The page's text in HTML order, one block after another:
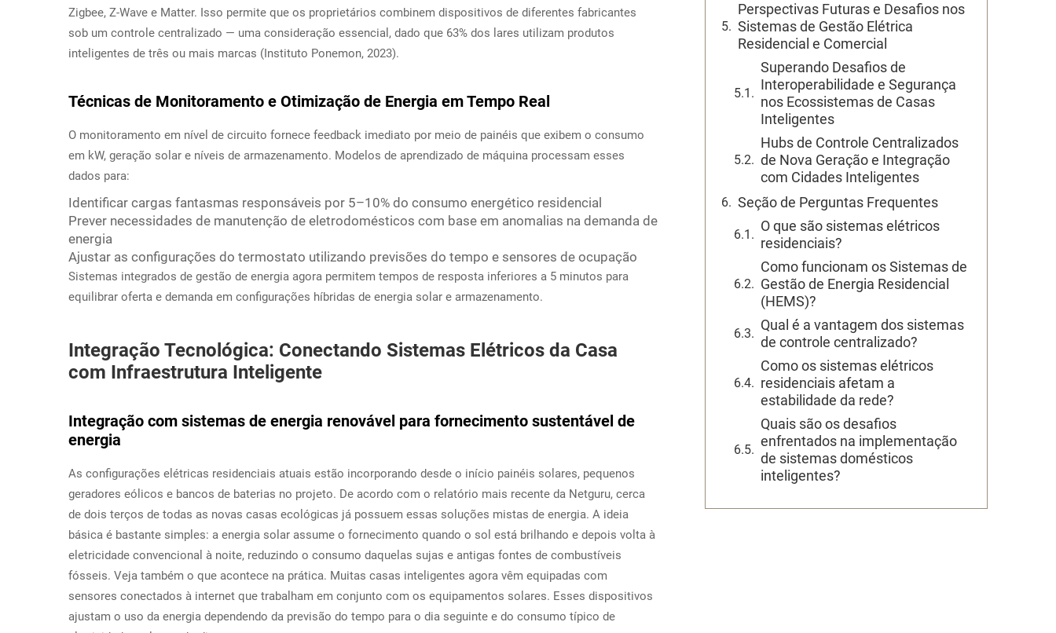
Zigbee, Z-Wave e Matter. Isso permite que os proprietários combinem dispositivos de diferentes fabricantes
sob um controle centralizado — uma consideração essencial, dado que 63% dos lares utilizam produtos
inteligentes de três ou mais marcas (Instituto Ponemon, 2023).
Técnicas de Monitoramento e Otimização de Energia em Tempo Real
O monitoramento em nível de circuito fornece feedback imediato por meio de painéis que exibem o consumo
em kW, geração solar e níveis de armazenamento. Modelos de aprendizado de máquina processam esses
dados para:
Identificar cargas fantasmas responsáveis por 5–10% do consumo energético residencial
Prever necessidades de manutenção de eletrodomésticos com base em anomalias na demanda de
energia
Ajustar as configurações do termostato utilizando previsões do tempo e sensores de ocupação
Sistemas integrados de gestão de energia agora permitem tempos de resposta inferiores a 5 minutos para
equilibrar oferta e demanda em configurações híbridas de energia solar e armazenamento.
Integração Tecnológica: Conectando Sistemas Elétricos da Casa
com Infraestrutura Inteligente
Integração com sistemas de energia renovável para fornecimento sustentável de
energia
As configurações elétricas residenciais atuais estão incorporando desde o início painéis solares, pequenos
geradores eólicos e bancos de baterias no projeto. De acordo com o relatório mais recente da Netguru, cerca
de dois terços de todas as novas casas ecológicas já possuem essas soluções mistas de energia. A ideia
básica é bastante simples: a energia solar assume o fornecimento quando o sol está brilhando e depois volta à
eletricidade convencional à noite, reduzindo o consumo daquelas sujas e antigas fontes de combustíveis
fósseis. Veja também o que acontece na prática. Muitas casas inteligentes agora vêm equipadas com
sensores conectados à internet que trabalham em conjunto com os equipamentos solares. Esses dispositivos
ajustam o uso da energia dependendo da previsão do tempo para o dia seguinte e do consumo típico de
Perspectivas Futuras e Desafios nos
Sistemas de Gestão Elétrica
Residencial e Comercial
Superando Desafios de
Interoperabilidade e Segurança
nos Ecossistemas de Casas
Inteligentes
Hubs de Controle Centralizados
de Nova Geração e Integração
com Cidades Inteligentes
Seção de Perguntas Frequentes
O que são sistemas elétricos
residenciais?
Como funcionam os Sistemas de
Gestão de Energia Residencial
(HEMS)?
Qual é a vantagem dos sistemas
de controle centralizado?
Como os sistemas elétricos
residenciais afetam a
estabilidade da rede?
Quais são os desafios
enfrentados na implementação
de sistemas domésticos
inteligentes?